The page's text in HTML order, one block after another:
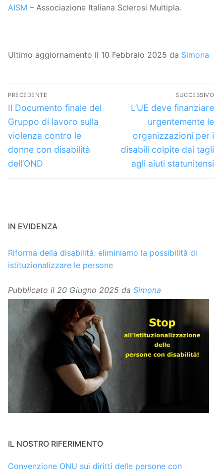
AISM – Associazione Italiana Sclerosi Multipla.
Ultimo aggiornamento il 10 Febbraio 2025 da Simona
Navigazione
articoli
PRECEDENTE
Articolo
precedente:
Il Documento finale del
Gruppo di lavoro sulla
violenza contro le
donne con disabilità
dell’OND
SUCCESSIVO
Articolo
successivo:
L’UE deve finanziare
urgentemente le
organizzazioni per i
disabili colpite dai tagli
agli aiuti statunitensi
IN EVIDENZA
Riforma della disabilità: eliminiamo la possibilità di
istituzionalizzare le persone
Pubblicato il 20 Giugno 2025 da Simona
IL NOSTRO RIFERIMENTO
Convenzione ONU sui diritti delle persone con